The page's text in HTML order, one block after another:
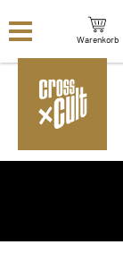
Warenkorb